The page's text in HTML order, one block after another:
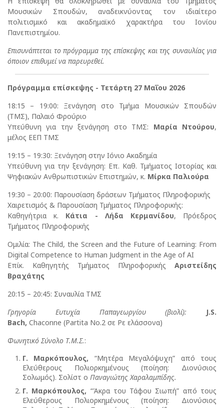
Μουσικών Σπουδών, αναδεικνύοντας τον ιδιαίτερο
πολιτισμικό και ακαδημαϊκό χαρακτήρα του Ιονίου
Πανεπιστημίου.
Επισυνάπτεται το πρόγραμμα της επίσκεψης και της συναυλίας για
όποιον επιθυμεί να παρευρεθεί.
Πρόγραμμα επίσκεψης - Τετάρτη 27 Μαΐου 2026
18:15 – 19:00: Ξενάγηση στο Τμήμα Μουσικών Σπουδών
(ΤΜΣ), Παλαιό Φρούριο
Υπεύθυνη για την ξενάγηση στο ΤΜΣ: Μαρία Ντούρου,
μέλος ΕΕΠ ΤΜΣ
19:15 – 19:30: Ξενάγηση στην Ιόνιο Ακαδημία
Υπεύθυνη για την ξενάγηση: Επ. Καθ. Τμήματος Ιστορίας και
Ψηφιακών Ανθρωπιστικών Επιστημών, κ. Μίρκα Παλιούρα
19:30 – 20:00: Παρουσίαση δράσεων Τμήματος Πληροφορικής
Χαιρετισμός & Παρουσίαση Τμήματος Πληροφορικής:
Καθηγήτρια κ. Κάτια - Λήδα Κερμανίδου, Πρόεδρος
Τμήματος Πληροφορικής
Ομιλία: The Child, the Screen and the Future of Learning: From
Digital Competence to Human Judgment in the Age of AI
Επίκ. Καθηγητής Τμήματος Πληροφορικής Αριστείδης
Βραχάτης
20:15 – 20:45: Συναυλία ΤΜΣ
Γρηγορία Ευτυχία Παπαγεωργίου (βιολί):
J.S.
Bach, Chaconne (Partita No.2 σε Ρε ελάσσονα)
Φωνητικό Σύνολο Τ.Μ.Σ.:
Γ. Μαρκόπουλος, “Μητέρα Μεγαλόψυχη” από τους
Ελεύθερους Πολιορκημένους (ποίηση: Διονύσιος
Σολωμός). Σολίστ ο Παναγιώτης Χαραλαμπίδης.
Γ. Μαρκόπουλος, “Άκρα του Τάφου Σιωπή” από τους
Ελεύθερους Πολιορκημένους (ποίηση: Διονύσιος